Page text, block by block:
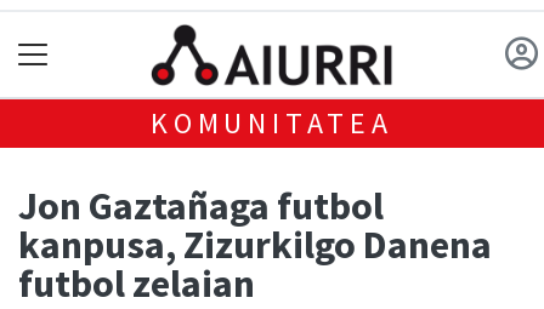
KOMUNITATEA
Jon Gaztañaga futbol
kanpusa, Zizurkilgo Danena
futbol zelaian